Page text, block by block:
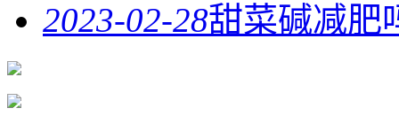
2023-02-28甜菜碱减肥